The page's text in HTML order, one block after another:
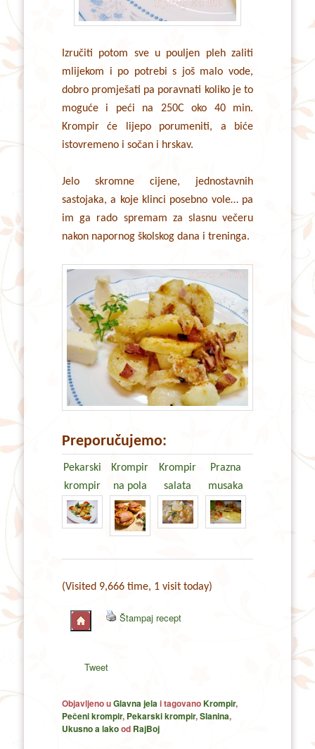
Izručiti potom sve u pouljen pleh zaliti
mlijekom i po potrebi s još malo vode,
dobro promješati pa poravnati koliko je to
moguće i peći na 250C oko 40 min.
Krompir će lijepo porumeniti, a biće
istovremeno i sočan i hrskav.
Jelo skromne cijene, jednostavnih
sastojaka, a koje klinci posebno vole… pa
im ga rado spremam za slasnu večeru
nakon napornog školskog dana i treninga.
Preporučujemo:
Pekarski
krompir
Krompir
na pola
Krompir
salata
Prazna
musaka
(Visited 9,666 time, 1 visit today)
Štampaj recept
Tweet
Objavljeno uGlavna jelai tagovanoKrompir,
Pečeni krompir, Pekarski krompir,Slanina,
Ukusno a lakood RajBoj